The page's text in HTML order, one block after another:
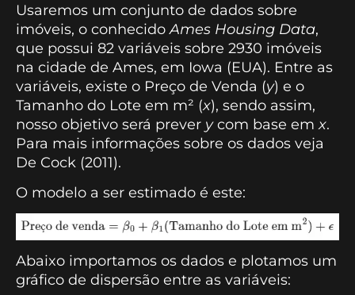
Usaremos um conjunto de dados sobre
imóveis, o conhecidoAmes Housing Data,
que possui 82 variáveis sobre 2930 imóveis
na cidade de Ames, em Iowa (EUA). Entre as
variáveis, existe o Preço de Venda (y) e o
Tamanho do Lote em m² (x), sendo assim,
nosso objetivo será prever ycom base emx.
Para mais informações sobre os dados veja
De Cock (2011).
O modelo a ser estimado é este:
Abaixo importamos os dados e plotamos um
gráfico de dispersão entre as variáveis: